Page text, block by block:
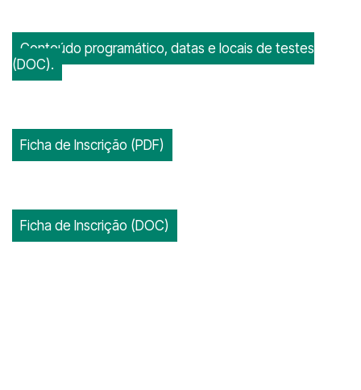
Conteúdo programático, datas e locais de testes
(DOC).
Ficha de Inscrição (PDF)
Ficha de Inscrição (DOC)